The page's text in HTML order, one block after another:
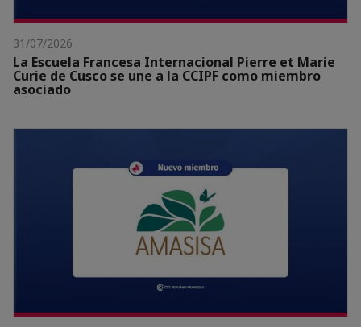
31/07/2026
La Escuela Francesa Internacional Pierre et Marie
Curie de Cusco se une a la CCIPF como miembro
asociado